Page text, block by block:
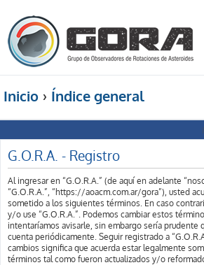
Inicio Índice general
G.O.R.A. - Registro
Al ingresar en “G.O.R.A.” (de aquí en adelante
“G.O.R.A.”, “https://aoacm.com.ar/gora”), usted
sometido a los siguientes términos. En caso
y/o use “G.O.R.A.”. Podemos cambiar estos
intentaríamos avisarle, sin embargo sería prudente
cuenta periódicamente. Seguir registrado a
cambios significa que acuerda estar legalmente
términos tal como fueron actualizados y/o